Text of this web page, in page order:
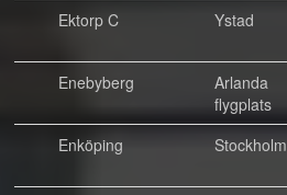
Ektorp C
Ystad
Enebyberg
Arlanda
flygplats
Enköping
Stockholm